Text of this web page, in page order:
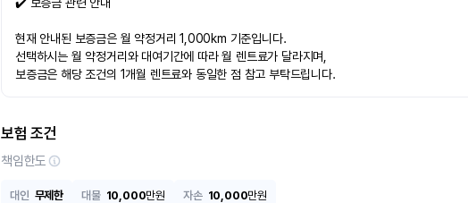
현재 안내된 보증금은 월 약정거리 1,000km 기준입니다.
선택하시는 월 약정거리와 대여기간에 따라 월 렌트료가 달라지며,
보증금은 해당 조건의 1개월 렌트료와 동일한 점 참고 부탁드립니다.
보험 조건
책임한도
대인 무제한 대물 10,000만원 자손 10,000만원